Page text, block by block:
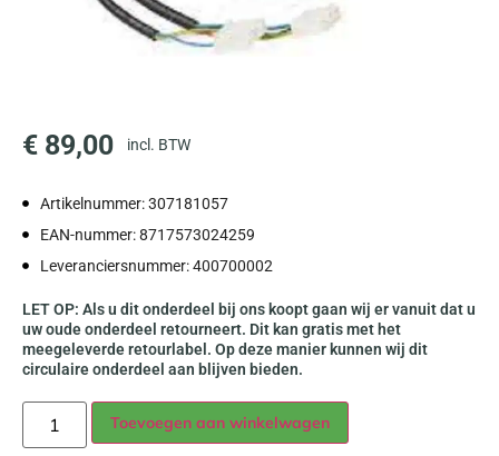
€ 89,00 incl. BTW
Artikelnummer: 307181057
EAN-nummer: 8717573024259
Leveranciersnummer: 400700002
LET OP: Als u dit onderdeel bij ons koopt gaan wij er vanuit dat u
uw oude onderdeel retourneert. Dit kan gratis met het
meegeleverde retourlabel. Op deze manier kunnen wij dit
circulaire onderdeel aan blijven bieden.
Toevoegen aan winkelwagen